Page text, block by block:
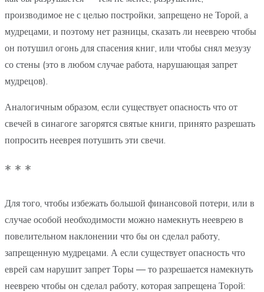
производимое не с целью постройки, запрещено не Торой, а
мудрецами, и поэтому нет разницы, сказать ли нееврею чтобы
он потушил огонь для спасения книг, или чтобы снял мезузу
со стены (это в любом случае работа, нарушающая запрет
мудрецов).
Аналогичным образом, если существует опасность что от
свечей в синагоге загорятся святые книги, принято разрешать
попросить нееврея потушить эти свечи.
* * *
Для того, чтобы избежать большой финансовой потери, или в
случае особой необходимости можно намекнуть нееврею в
повелительном наклонении что бы он сделал работу,
запрещенную мудрецами. А если существует опасность что
еврей сам нарушит запрет Торы — то разрешается намекнуть
нееврею чтобы он сделал работу, которая запрещена Торой: